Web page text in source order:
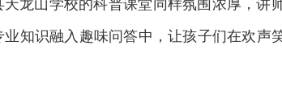
知识融入趣味问答中，让孩子们在欢声